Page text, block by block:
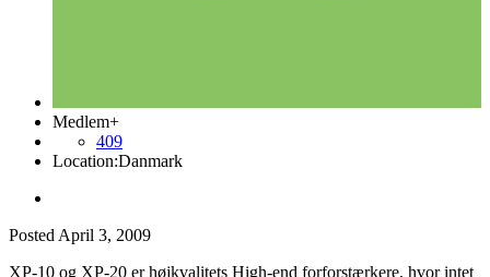
Medlem+
409
Location:Danmark
Posted April 3, 2009
XP-10 og XP-20 er højkvalitets High-end forforstærkere, hvor intet